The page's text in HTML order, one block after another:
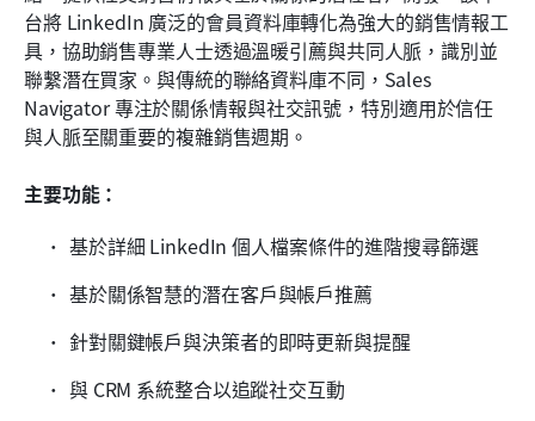
台將 LinkedIn 廣泛的會員資料庫轉化為強大的銷售情報工
具，協助銷售專業人士透過溫暖引薦與共同人脈，識別並
聯繫潛在買家。與傳統的聯絡資料庫不同，Sales
Navigator 專注於關係情報與社交訊號，特別適用於信任
與人脈至關重要的複雜銷售週期。
主要功能：
基於詳細 LinkedIn 個人檔案條件的進階搜尋篩選
基於關係智慧的潛在客戶與帳戶推薦
針對關鍵帳戶與決策者的即時更新與提醒
與 CRM 系統整合以追蹤社交互動